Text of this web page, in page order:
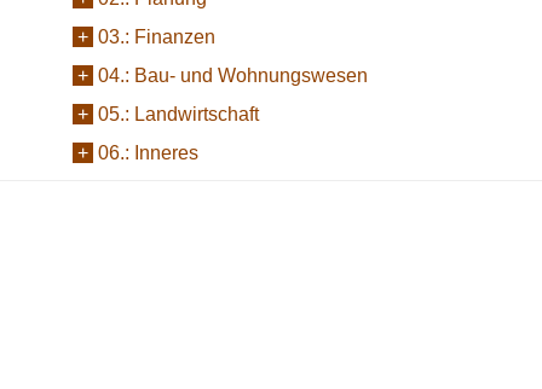
+ 03.: Finanzen
+ 04.: Bau- und Wohnungswesen
+ 05.: Landwirtschaft
+ 06.: Inneres